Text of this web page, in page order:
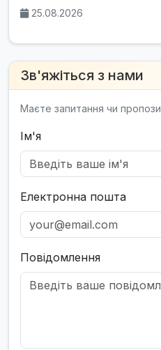
25.08.2026
Зв'яжіться з нами
Маєте запитання чи
Ім'я
Електронна пошта
Повідомлення